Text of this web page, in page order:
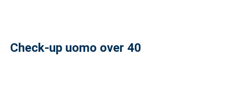
Check-up uomo over 40